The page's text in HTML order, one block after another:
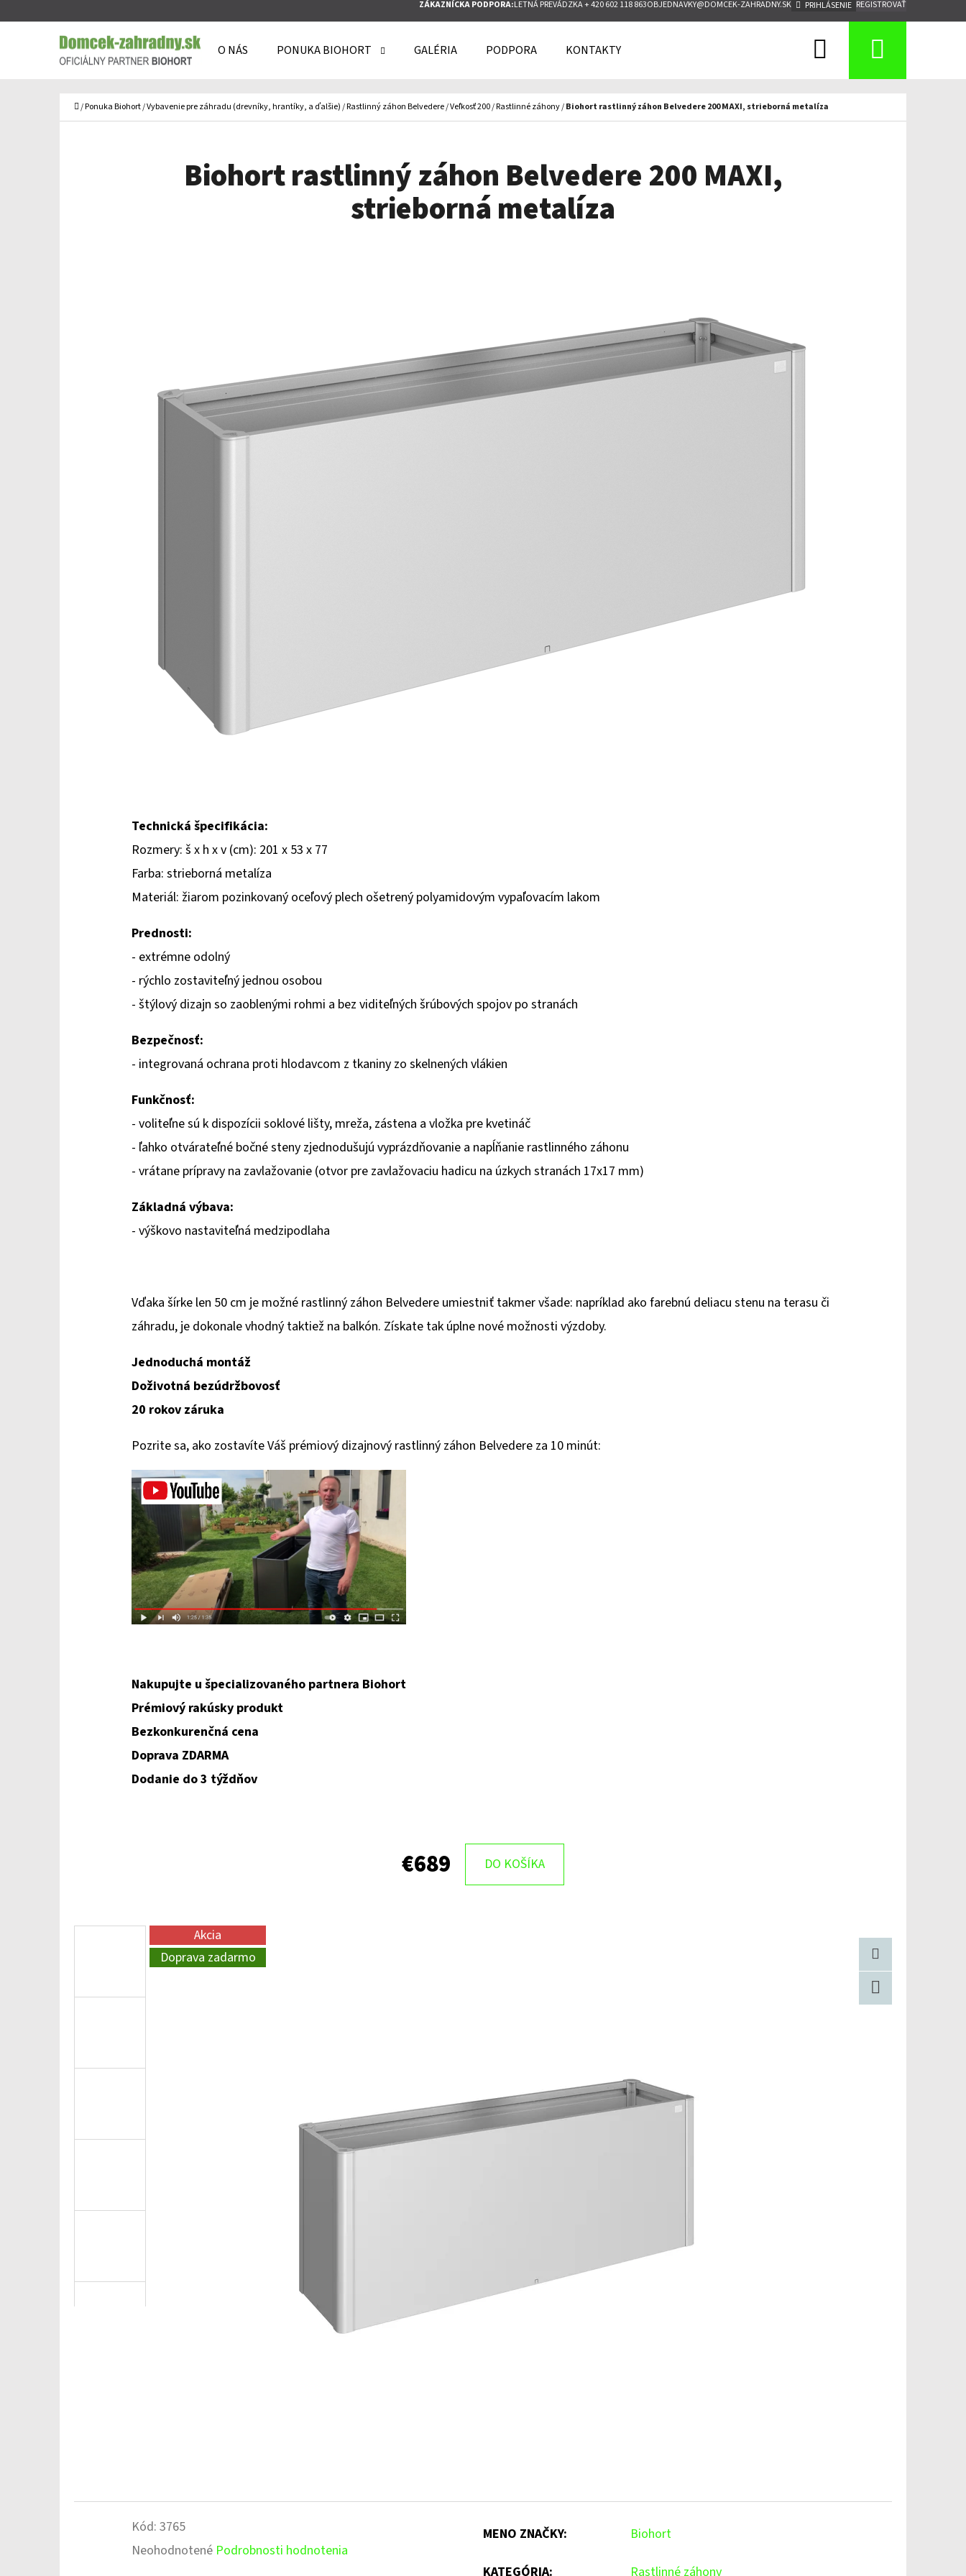
ZÁKAZNÍCKA PODPORA:LETNÁ PREVÁDZKA + 420 602 118 863OBJEDNAVKY@DOMCEK-ZAHRADNY.SK PRIHLÁSENIE REGISTROVAŤ
O NÁS PONUKA BIOHORT GALÉRIA PODPORA KONTAKTY Hľadať
Domov
/Ponuka Biohort/Vybavenie pre záhradu (drevníky, hrantíky, a ďalšie)/Rastlinný záhon Belvedere/Veľkosť 200/Rastlinné záhony/Biohort rastlinný záhon Belvedere 200 MAXI, strieborná metalíza
Biohort rastlinný záhon Belvedere 200 MAXI,
strieborná metalíza
Technická špecifikácia:
Rozmery: š x h x v (cm): 201 x 53 x 77
Farba: strieborná metalíza
Materiál: žiarom pozinkovaný oceľový plech ošetrený polyamidovým vypaľovacím lakom
Prednosti:
- extrémne odolný
- rýchlo zostaviteľný jednou osobou
- štýlový dizajn so zaoblenými rohmi a bez viditeľných šrúbových spojov po stranách
Bezpečnosť:
- integrovaná ochrana proti hlodavcom z tkaniny zo skelnených vlákien
Funkčnosť:
- voliteľne sú k dispozícii soklové lišty, mreža, zástena a vložka pre kvetináč
- ľahko otvárateľné bočné steny zjednodušujú vyprázdňovanie a napĺňanie rastlinného záhonu
- vrátane prípravy na zavlažovanie (otvor pre zavlažovaciu hadicu na úzkych stranách 17x17 mm)
Základná výbava:
- výškovo nastaviteľná medzipodlaha
Vďaka šírke len 50 cm je možné rastlinný záhon Belvedere umiestniť takmer všade: napríklad ako farebnú deliacu stenu na terasu či
záhradu, je dokonale vhodný taktiež na balkón. Získate tak úplne nové možnosti výzdoby.
Jednoduchá montáž
Doživotná bezúdržbovosť
20 rokov záruka
Pozrite sa, ako zostavíte Váš prémiový dizajnový rastlinný záhon Belvedere za 10 minút:
Nakupujte u špecializovaného partnera Biohort
Prémiový rakúsky produkt
Bezkonkurenčná cena
Doprava ZDARMA
Dodanie do 3 týždňov
€689 DO KOŠÍKA
Akcia
Doprava zadarmo
Pinterest
Kód: 3765
Priemerné
Neohodnotené Podrobnosti hodnotenia
MENO ZNAČKY: Biohort
KATEGÓRIA: Rastlinné záhony
Späť
do
Späť
do
ODPORÚČAME